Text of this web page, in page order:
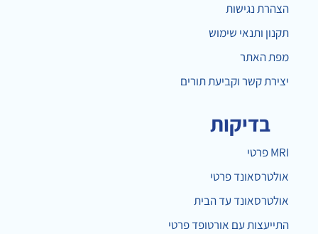
הצהרת נגישות
תקנון ותנאי שימוש
מפת האתר
יצירת קשר וקביעת תורים
בדיקות
MRI פרטי
אולטרסאונד פרטי
אולטרסאונד עד הבית
התייעצות עם אורטופד פרטי